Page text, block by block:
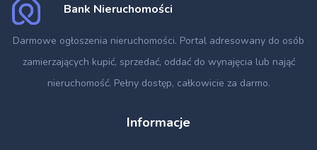
Bank Nieruchomości
Darmowe ogłoszenia nieruchomości. Portal adresowany do osób
zamierzających kupić, sprzedać, oddać do wynajęcia lub nająć
nieruchomość. Pełny dostęp, całkowicie za darmo.
Informacje